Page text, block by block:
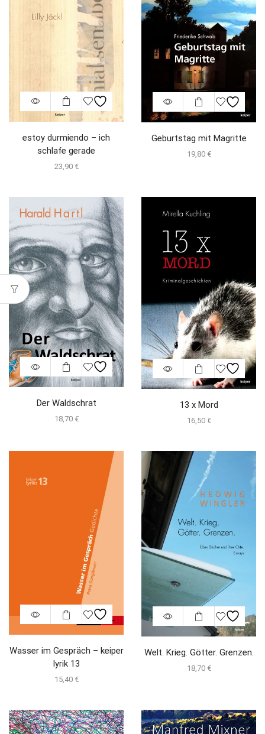
estoy durmiendo – ich
schlafe gerade
23,90 €
Geburtstag mit Magritte
19,80 €
Der Waldschrat
18,70 €
13 x Mord
16,50 €
Wasser im Gespräch – keiper
lyrik 13
15,40 €
Welt. Krieg. Götter. Grenzen.
18,70 €